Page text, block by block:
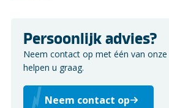
Persoonlijk advies?
Neem contact op met één van onze
helpen u graag.
Neem contact op